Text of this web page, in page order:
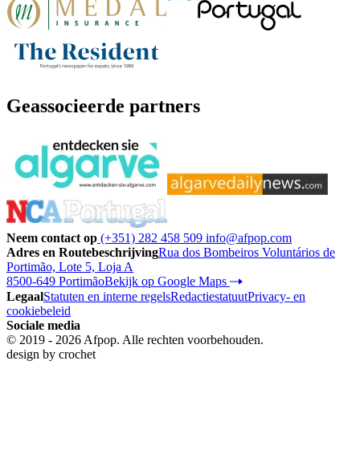
Geassocieerde partners
Neem contact op (+351) 282 458 509 info@afpop.com
Adres en RoutebeschrijvingRua dos Bombeiros Voluntários de
Portimão, Lote 5, Loja A
8500-649 PortimãoBekijk op Google Maps
LegaalStatuten en interne regelsRedactiestatuutPrivacy- en
cookiebeleid
Sociale media
© 2019 - 2026 Afpop. Alle rechten voorbehouden.
design by crochet